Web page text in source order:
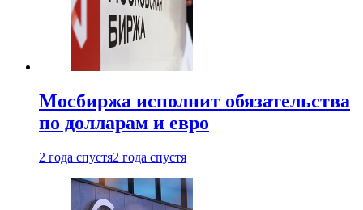
Мосбиржа исполнит обязательства
по долларам и евро
2 года спустя2 года спустя